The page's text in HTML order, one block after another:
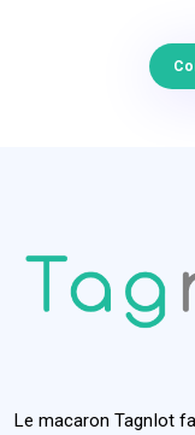
Le macaron TagnIot